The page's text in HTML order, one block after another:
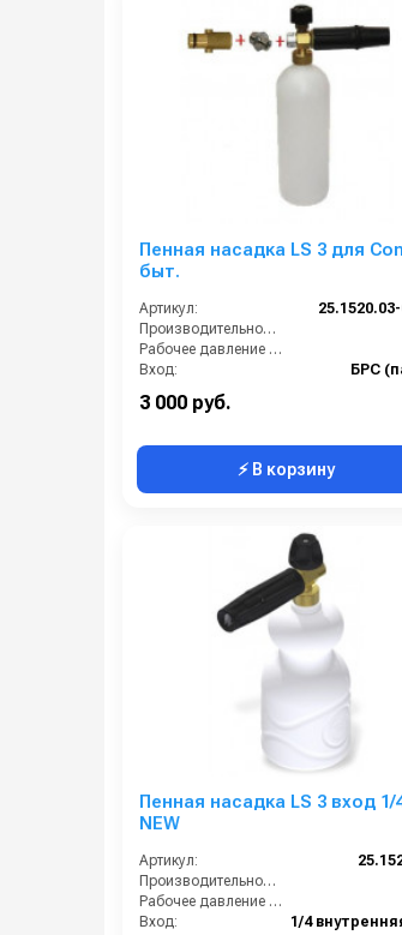
Пенная насадка LS 3 для
быт.
Артикул:
Производительность (л/мин):
Рабочее давление (бар):
Вход:
БРС
3 000 руб.
⚡ В корзину
Пенная насадка LS 3 вход 1/
NEW
Артикул:
Производительность (л/мин):
Рабочее давление (бар):
Вход: